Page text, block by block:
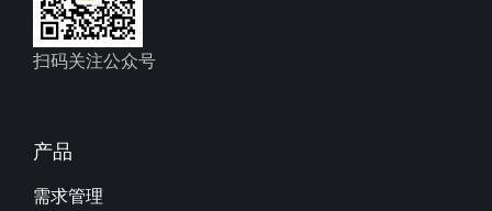
扫码关注公众号
产品
需求管理